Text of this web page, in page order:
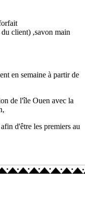
client) ,savon main
en semaine à partir de
de l'île Ouen avec la
d'être les premiers au